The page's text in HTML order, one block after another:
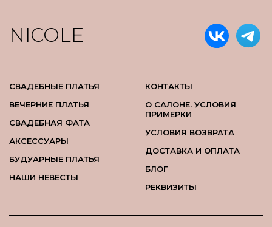
NICOLE
СВАДЕБНЫЕ ПЛАТЬЯ
ВЕЧЕРНИЕ ПЛАТЬЯ
СВАДЕБНАЯ ФАТА
АКСЕССУАРЫ
БУДУАРНЫЕ ПЛАТЬЯ
НАШИ НЕВЕСТЫ
КОНТАКТЫ
О САЛОНЕ. УСЛОВИЯ
ПРИМЕРКИ
УСЛОВИЯ ВОЗВРАТА
ДОСТАВКА И ОПЛАТА
БЛОГ
РЕКВИЗИТЫ